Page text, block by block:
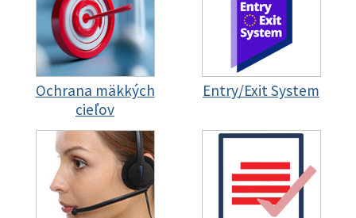
Ochrana mäkkých
cieľov
Entry/Exit System